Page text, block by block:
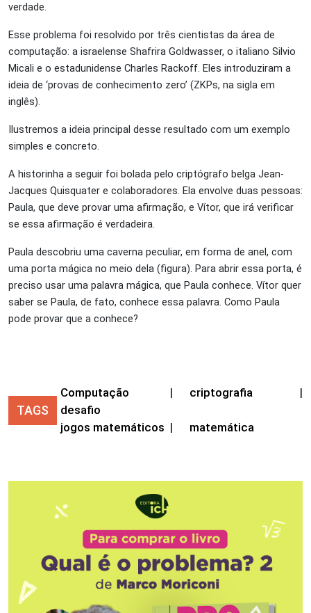
verdade.
Esse problema foi resolvido por três cientistas da área de
computação: a israelense Shafrira Goldwasser, o italiano Silvio
Micali e o estadunidense Charles Rackoff. Eles introduziram a
ideia de ‘provas de conhecimento zero’ (ZKPs, na sigla em
inglês).
Ilustremos a ideia principal desse resultado com um exemplo
simples e concreto.
A historinha a seguir foi bolada pelo criptógrafo belga Jean-
Jacques Quisquater e colaboradores. Ela envolve duas pessoas:
Paula, que deve provar uma afirmação, e Vítor, que irá verificar
se essa afirmação é verdadeira.
Paula descobriu uma caverna peculiar, em forma de anel, com
uma porta mágica no meio dela (figura). Para abrir essa porta, é
preciso usar uma palavra mágica, que Paula conhece. Vítor quer
saber se Paula, de fato, conhece essa palavra. Como Paula
pode provar que a conhece?
TAGS
Computação | criptografia
|
desafio
jogos matemáticos | matemática